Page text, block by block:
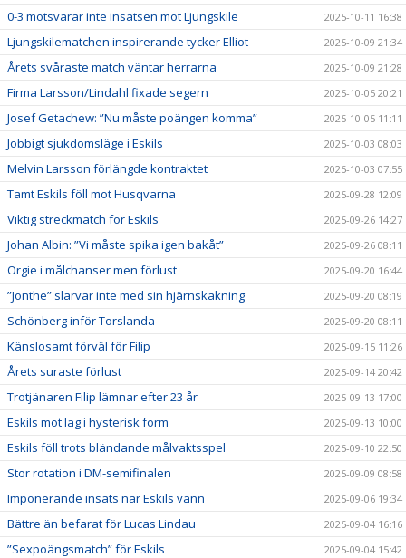
0-3 motsvarar inte insatsen mot Ljungskile 2025-10-11 16:38
Ljungskilematchen inspirerande tycker Elliot 2025-10-09 21:34
Årets svåraste match väntar herrarna 2025-10-09 21:28
Firma Larsson/Lindahl fixade segern 2025-10-05 20:21
Josef Getachew: ”Nu måste poängen komma” 2025-10-05 11:11
Jobbigt sjukdomsläge i Eskils 2025-10-03 08:03
Melvin Larsson förlängde kontraktet 2025-10-03 07:55
Tamt Eskils föll mot Husqvarna 2025-09-28 12:09
Viktig streckmatch för Eskils 2025-09-26 14:27
Johan Albin: ”Vi måste spika igen bakåt” 2025-09-26 08:11
Orgie i målchanser men förlust 2025-09-20 16:44
”Jonthe” slarvar inte med sin hjärnskakning 2025-09-20 08:19
Schönberg inför Torslanda 2025-09-20 08:11
Känslosamt förväl för Filip 2025-09-15 11:26
Årets suraste förlust 2025-09-14 20:42
Trotjänaren Filip lämnar efter 23 år 2025-09-13 17:00
Eskils mot lag i hysterisk form 2025-09-13 10:00
Eskils föll trots bländande målvaktsspel 2025-09-10 22:50
Stor rotation i DM-semifinalen 2025-09-09 08:58
Imponerande insats när Eskils vann 2025-09-06 19:34
Bättre än befarat för Lucas Lindau 2025-09-04 16:16
”Sexpoängsmatch” för Eskils 2025-09-04 15:42